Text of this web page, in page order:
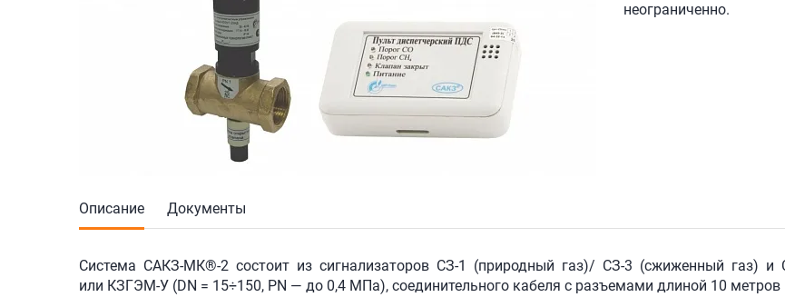
неограниченно.
Описание Документы
Система САКЗ-МК®-2 состоит из сигнализаторов СЗ-1 (природный газ)/ СЗ-3 (сжиженный газ) и
или КЗГЭМ-У (DN = 15÷150, PN — до 0,4 МПа), соединительного кабеля с разъемами длиной 10